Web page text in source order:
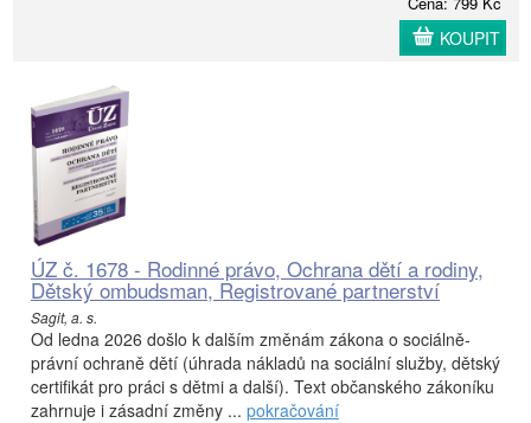
KOUPIT
ÚZ č. 1678 - Rodinné právo, Ochrana dětí a rodiny,
Dětský ombudsman, Registrované partnerství
Sagit, a. s.
Od ledna 2026 došlo k dalším změnám zákona o sociálně-
právní ochraně dětí (úhrada nákladů na sociální služby, dětský
certifikát pro práci s dětmi a další). Text občanského zákoníku
zahrnuje i zásadní změny ... pokračování